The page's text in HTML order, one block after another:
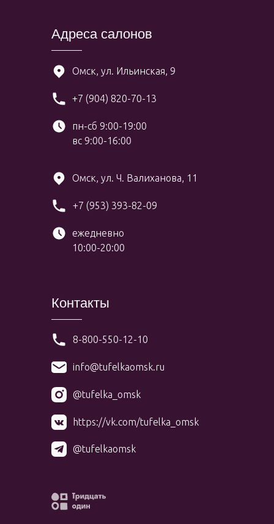
Адреса салонов
+7 (904) 820-70-13
пн-сб 9:00-19:00
вс 9:00-16:00
Омск, ул. Ильинская, 9
+7 (953) 393-82-09
ежедневно
10:00-20:00
Омск, ул. Ч. Валиханова, 11
Контакты
@tufelka_omsk
https://vk.com/tufelka_omsk
@tufelkaomsk
8-800-550-12-10
info@tufelkaomsk.ru